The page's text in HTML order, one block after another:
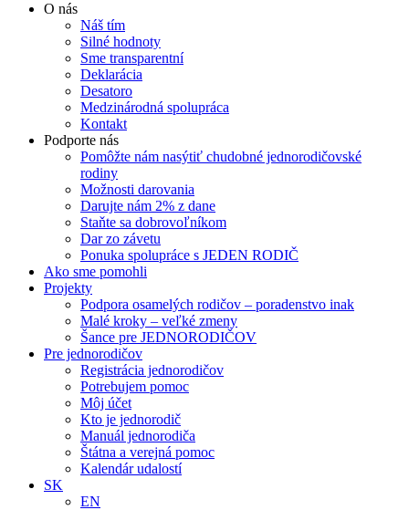
O nás
Náš tím
Silné hodnoty
Sme transparentní
Deklarácia
Desatoro
Medzinárodná spolupráca
Kontakt
Podporte nás
Pomôžte nám nasýtiť chudobné jednorodičovské
rodiny
Možnosti darovania
Darujte nám 2% z dane
Staňte sa dobrovoľníkom
Dar zo závetu
Ponuka spolupráce s JEDEN RODIČ
Ako sme pomohli
Projekty
Podpora osamelých rodičov – poradenstvo inak
Malé kroky – veľké zmeny
Šance pre JEDNORODIČOV
Pre jednorodičov
Registrácia jednorodičov
Potrebujem pomoc
Môj účet
Kto je jednorodič
Manuál jednorodiča
Štátna a verejná pomoc
Kalendár udalostí
SK
EN